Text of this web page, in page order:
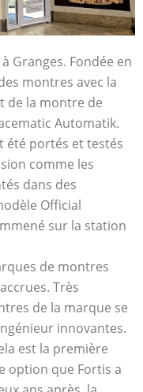
Granges. Fondée en
montres avec la
de la montre de
Automatik.
été portés et testés
comme les
dans des
Official
sur la station
de montres
Très
de la marque se
innovantes.
est la première
option que Fortis a